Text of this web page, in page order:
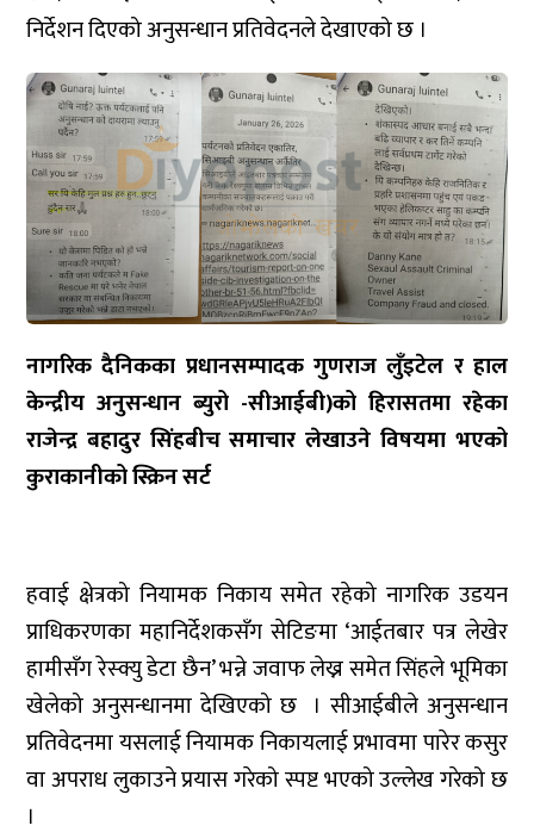
निर्देशन दिएको अनुसन्धान प्रतिवेदनले देखाएको छ ।
नागरिक दैनिकका प्रधानसम्पादक गुणराज लुँइटेल र हाल
केन्द्रीय अनुसन्धान ब्युरो -सीआईबी)को हिरासतमा रहेका
राजेन्द्र बहादुर सिंहबीच समाचार लेखाउने विषयमा भएको
कुराकानीको स्क्रिन सर्ट
हवाई क्षेत्रको नियामक निकाय समेत रहेको नागरिक उडयन
प्राधिकरणका महानिर्देशकसँग सेटिङमा ‘आईतबार पत्र लेखेर
हामीसँग रेस्क्यु डेटा छैन’ भन्ने जवाफ लेख्न समेत सिंहले भूमिका
खेलेको अनुसन्धानमा देखिएको छ । सीआईबीले अनुसन्धान
प्रतिवेदनमा यसलाई नियामक निकायलाई प्रभावमा पारेर कसुर
वा अपराध लुकाउने प्रयास गरेको स्पष्ट भएको उल्लेख गरेको छ
।